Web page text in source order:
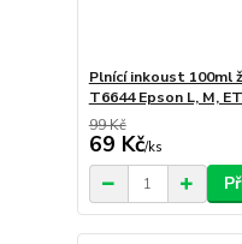
Plnící inkoust 100ml
T6644 Epson L, M,
99 Kč
69 Kč/ks